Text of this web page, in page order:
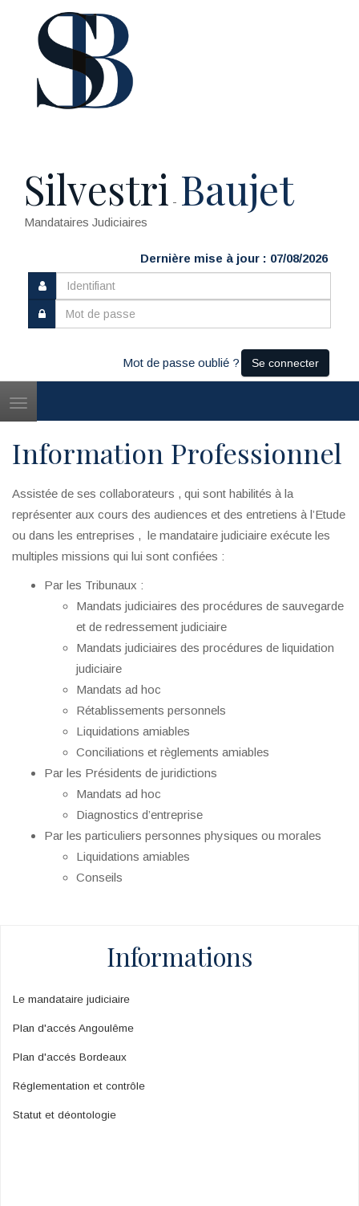
Silvestri - Baujet
Mandataires Judiciaires
Dernière mise à jour : 07/08/2026
Mot de passe oublié ? Se connecter
Toggle
Information Professionnel
Assistée de ses collaborateurs , qui sont habilités à la
représenter aux cours des audiences et des entretiens à l’Etude
ou dans les entreprises , le mandataire judiciaire exécute les
multiples missions qui lui sont confiées :
Par les Tribunaux :
Mandats judiciaires des procédures de sauvegarde
et de redressement judiciaire
Mandats judiciaires des procédures de liquidation
judiciaire
Mandats ad hoc
Rétablissements personnels
Liquidations amiables
Conciliations et règlements amiables
Par les Présidents de juridictions
Mandats ad hoc
Diagnostics d’entreprise
Par les particuliers personnes physiques ou morales
Liquidations amiables
Conseils
Informations
Le mandataire judiciaire
Plan d'accés Angoulême
Plan d'accés Bordeaux
Réglementation et contrôle
Statut et déontologie